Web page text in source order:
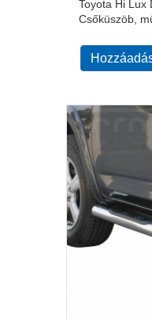
Toyota Hi Lux
Csőküszöb,